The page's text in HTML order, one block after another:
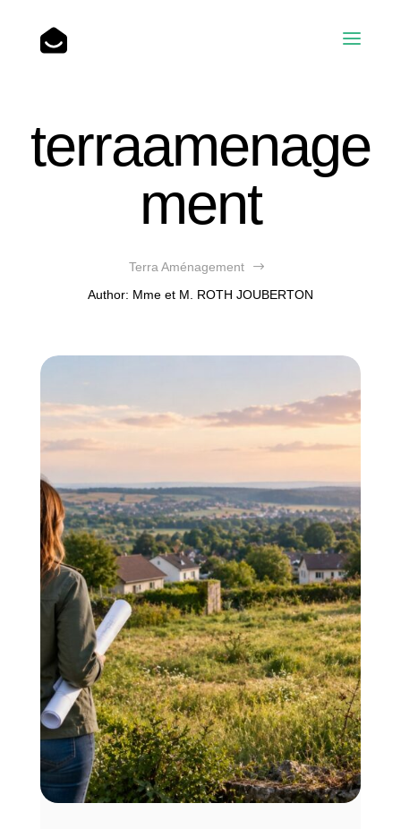
Nos réalisations
L’entreprise
Blog
terraamenage
ment
Terra Aménagement
$
Author: Mme et M. ROTH JOUBERTON